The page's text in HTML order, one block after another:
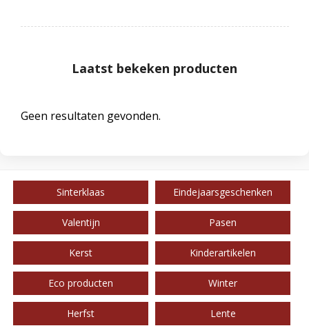
Laatst bekeken producten
Geen resultaten gevonden.
Sinterklaas Eindejaarsgeschenken
Valentijn Pasen
Kerst Kinderartikelen
Eco producten Winter
Herfst Lente